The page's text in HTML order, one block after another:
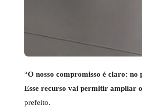
“O nosso compromisso é claro: no
Esse recurso vai permitir ampliar
prefeito.